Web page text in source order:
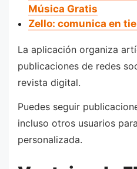
Música Gratis
Zello: comunica en
La aplicación organiza
publicaciones de redes
revista digital.
Puedes seguir
incluso otros usuarios
personalizada.